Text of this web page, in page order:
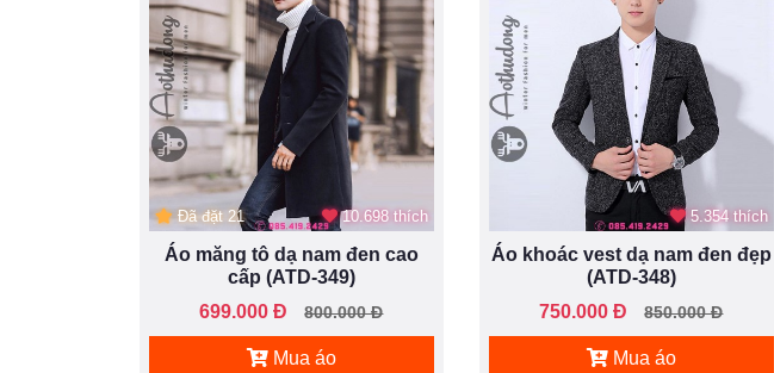
Đã đặt 21 10.698 thích
Áo măng tô dạ nam đen cao
cấp (ATD-349)
699.000 Đ
800.000 Đ
Mua áo
5.354 thích
Áo khoác vest dạ nam đen đẹp
(ATD-348)
750.000 Đ
850.000 Đ
Mua áo